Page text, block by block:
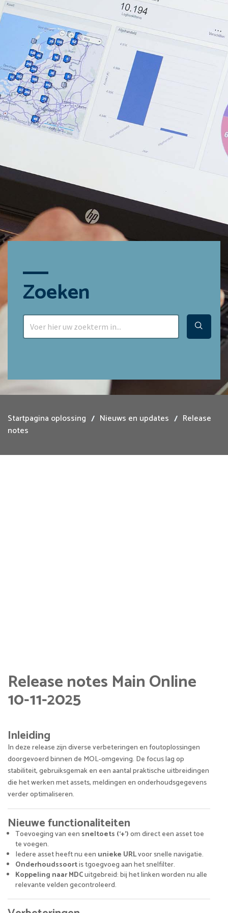
Zoeken
Startpagina oplossing Nieuws en updates
Release
notes
Release notes Main Online
10-11-2025
Inleiding
In deze release zijn diverse verbeteringen en foutoplossingen
doorgevoerd binnen de MOL-omgeving. De focus lag op
stabiliteit, gebruiksgemak en een aantal praktische uitbreidingen
die het werken met assets, meldingen en onderhoudsgegevens
verder optimaliseren.
Nieuwe functionaliteiten
Toevoeging van een sneltoets (‘+’)om direct een asset toe
te voegen.
Iedere asset heeft nu een unieke URLvoor snelle navigatie.
Onderhoudssoortis tgoegvoeg aan het snelfilter.
Koppeling naar MDCuitgebreid: bij het linken worden nu alle
relevante velden gecontroleerd.